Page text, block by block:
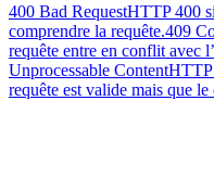
400 Bad RequestHTTP 400
comprendre la requête.409
requête entre en conflit avec
Unprocessable ContentHTTP
requête est valide mais que